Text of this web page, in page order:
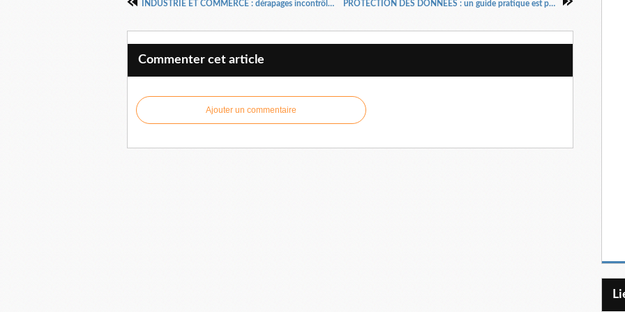
INDUSTRIE ET COMMERCE : dérapages incontrôlés... PROTECTION DES DONNÉES : un guide pratique est paru…
Commenter cet article
Ajouter un commentaire